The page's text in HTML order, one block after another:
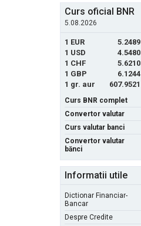
Curs oficial BNR
5.08.2026
1 EUR
5.2489
1 USD
4.5480
1 CHF
5.6210
1 GBP
6.1244
1 gr. aur
607.9521
Curs BNR complet
Convertor valutar
Curs valutar banci
Convertor valutar
bănci
Informatii utile
Dictionar Financiar-
Bancar
Despre Credite